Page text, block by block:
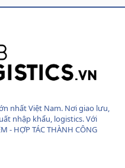
nhất Việt Nam. Nơi giao lưu,
nhập khẩu, logistics. Với
- HỢP TÁC THÀNH CÔNG